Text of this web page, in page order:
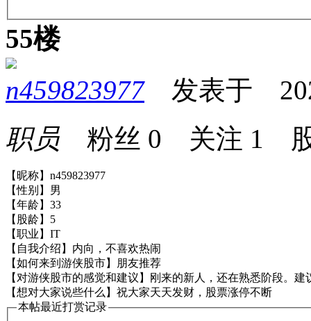
55楼
n459823977发表于
职员 粉丝 0 关注 1
【昵称】n459823977
【性别】男
【年龄】33
【股龄】5
【职业】IT
【自我介绍】内向，不喜欢热闹
【如何来到游侠股市】朋友推荐
【对游侠股市的感觉和建议】刚来的新人，还在熟悉阶段。
【想对大家说些什么】祝大家天天发财，股票涨停不断
本帖最近打赏记录